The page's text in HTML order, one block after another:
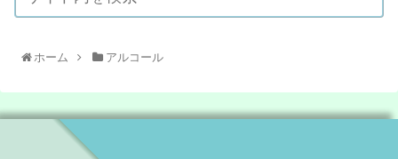
ホーム アルコール